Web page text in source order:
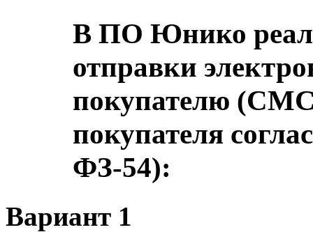
В ПО Юнико
отправки
покупателю
покупателя
ФЗ-54):
Вариант 1